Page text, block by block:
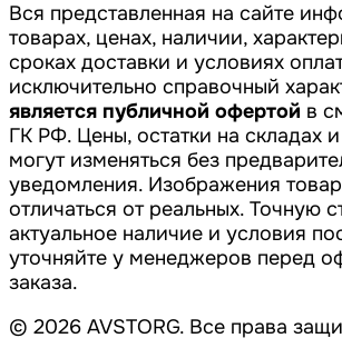
Вся представленная на сайте
товарах, ценах, наличии,
сроках доставки и условиях
исключительно справочный
является публичной офертой в
ГК РФ. Цены, остатки на складах
могут изменяться без
уведомления. Изображения
отличаться от реальных. Точную
актуальное наличие и условия
уточняйте у менеджеров перед
заказа.
© 2026 AVSTORG. Все права